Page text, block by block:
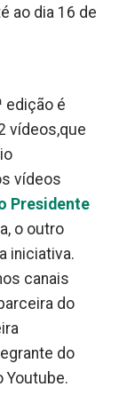
ao dia 16 de
edição é
vídeos,que
vídeos
Presidente
o outro
iniciativa.
canais
do
do
Youtube.